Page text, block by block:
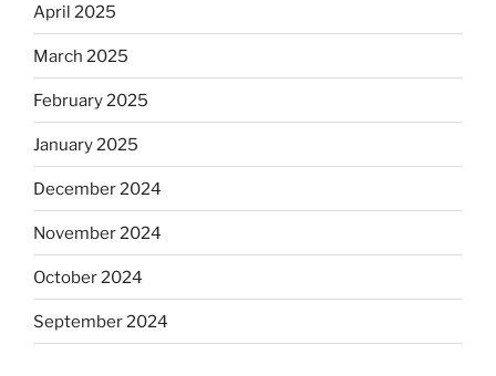
April 2025
March 2025
February 2025
January 2025
December 2024
November 2024
October 2024
September 2024